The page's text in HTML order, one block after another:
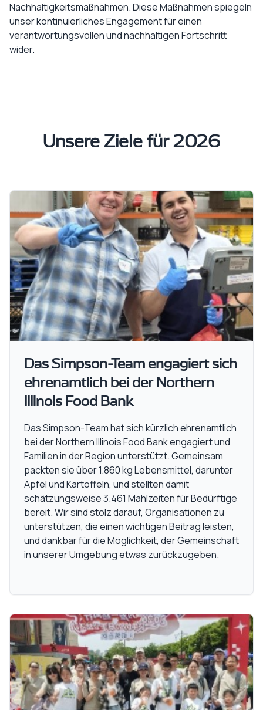
Nachhaltigkeitsmaßnahmen. Diese Maßnahmen spiegeln
unser kontinuierliches Engagement für einen
verantwortungsvollen und nachhaltigen Fortschritt
wider.
Unsere Ziele für 2026
Das Simpson-Team engagiert sich
ehrenamtlich bei der Northern
Illinois Food Bank
Das Simpson-Team hat sich kürzlich ehrenamtlich
bei der Northern Illinois Food Bank engagiert und
Familien in der Region unterstützt. Gemeinsam
packten sie über 1.860 kg Lebensmittel, darunter
Äpfel und Kartoffeln, und stellten damit
schätzungsweise 3.461 Mahlzeiten für Bedürftige
bereit. Wir sind stolz darauf, Organisationen zu
unterstützen, die einen wichtigen Beitrag leisten,
und dankbar für die Möglichkeit, der Gemeinschaft
in unserer Umgebung etwas zurückzugeben.